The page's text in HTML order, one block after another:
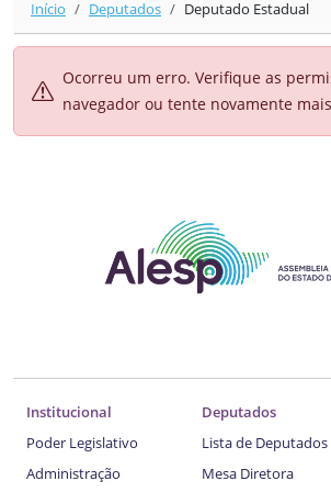
Início Deputados Deputado Estadual
Ocorreu um erro. Verifique as
navegador ou tente novamente
Institucional
Poder Legislativo
Administração
Deputados
Lista de Deputados
Mesa Diretora